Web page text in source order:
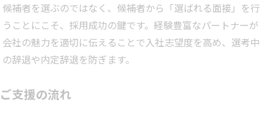
候補者を選ぶのではなく、候補者から「選ばれる面接」を行
うことにこそ、採用成功の鍵です。経験豊富なパートナーが
会社の魅力を適切に伝えることで入社志望度を高め、選考中
の辞退や内定辞退を防ぎます。
ご支援の流れ